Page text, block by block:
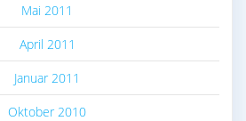
Mai 2011
April 2011
Januar 2011
Oktober 2010